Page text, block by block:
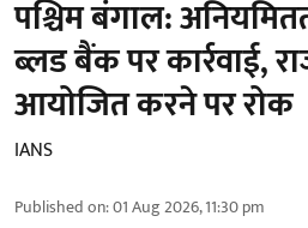
पश्चिम बंगाल:
ब्लड बैंक पर कार्रवाई,
आयोजित करने पर रोक
IANS
Published on:01 Aug 2026, 11:30 pm